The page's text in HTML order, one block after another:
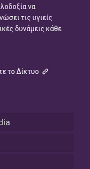
να
τις υγιείς
δυνάμεις κάθε
το Δίκτυο